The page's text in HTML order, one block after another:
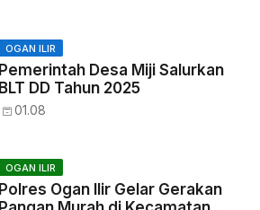
OGAN ILIR
Pemerintah Desa Miji Salurkan
BLT DD Tahun 2025
01.08
OGAN ILIR
Polres Ogan Ilir Gelar Gerakan